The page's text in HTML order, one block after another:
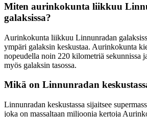
Miten aurinkokunta liikkuu
galaksissa?
Aurinkokunta liikkuu Linnunradan
ympäri galaksin keskustaa. Aurinkokunta
nopeudella noin 220 kilometriä sekunnissa
myös galaksin tasossa.
Mikä on Linnunradan
Linnunradan keskustassa sijaitsee
joka on massaltaan miljoonia kertoja